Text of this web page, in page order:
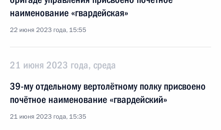
наименование «гвардейская»
22 июня 2023 года, 15:55
21 июня 2023 года, среда
39-му отдельному вертолётному полку присвоено
почётное наименование «гвардейский»
21 июня 2023 года, 15:35